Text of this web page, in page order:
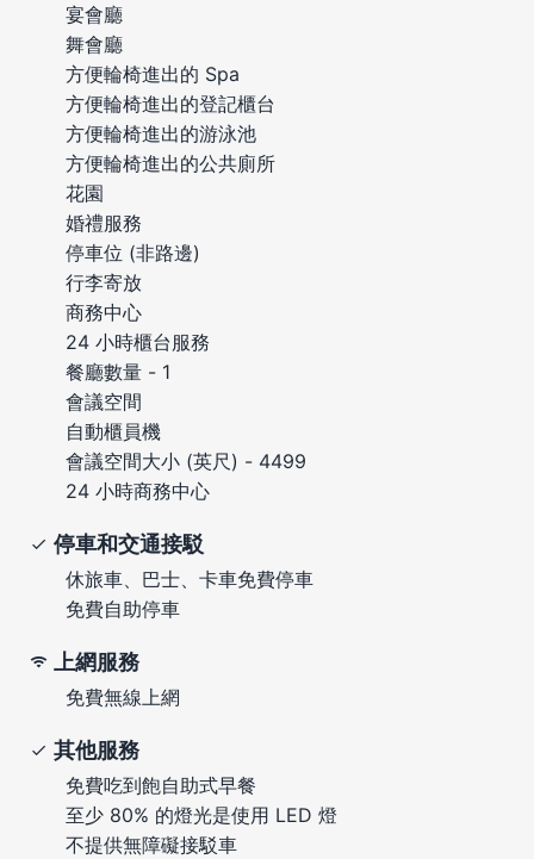
宴會廳
舞會廳
方便輪椅進出的 Spa
方便輪椅進出的登記櫃台
方便輪椅進出的游泳池
方便輪椅進出的公共廁所
花園
婚禮服務
停車位 (非路邊)
行李寄放
商務中心
24 小時櫃台服務
餐廳數量 - 1
會議空間
自動櫃員機
會議空間大小 (英尺) - 4499
24 小時商務中心
停車和交通接駁
休旅車、巴士、卡車免費停車
免費自助停車
上網服務
免費無線上網
其他服務
免費吃到飽自助式早餐
至少 80% 的燈光是使用 LED 燈
不提供無障礙接駁車